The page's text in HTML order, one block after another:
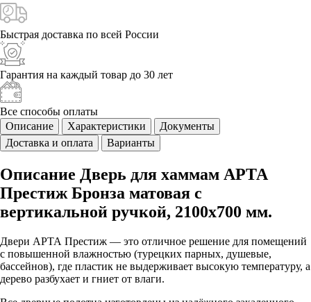
Быстрая доставка по всей России
Гарантия на каждый товар до 30 лет
Все способы оплаты
Описание
Характеристики
Документы
Доставка и оплата
Варианты
Описание Дверь для хаммам АРТА
Престиж Бронза матовая с
вертикальной ручкой, 2100х700 мм.
Двери АРТА Престиж — это отличное решение для помещений
с повышенной влажностью (турецких парных, душевые,
бассейнов), где пластик не выдерживает высокую температуру, а
дерево разбухает и гниет от влаги.